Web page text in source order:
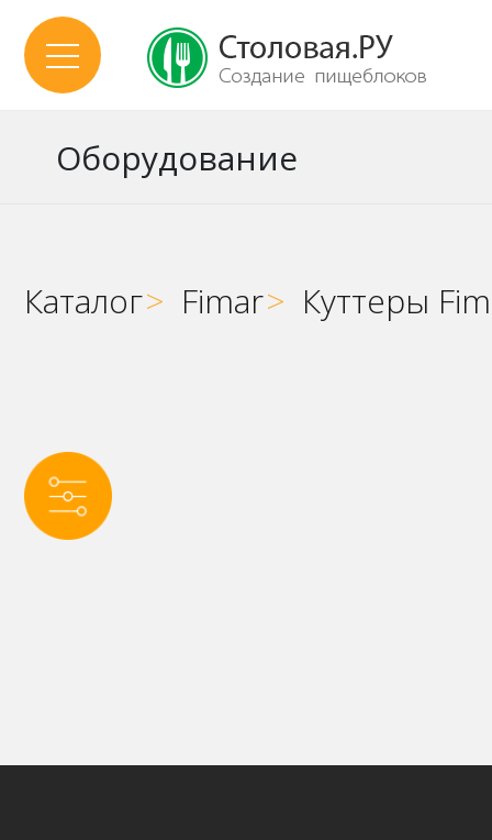
Оборудование
Каталог> Fimar> Куттеры